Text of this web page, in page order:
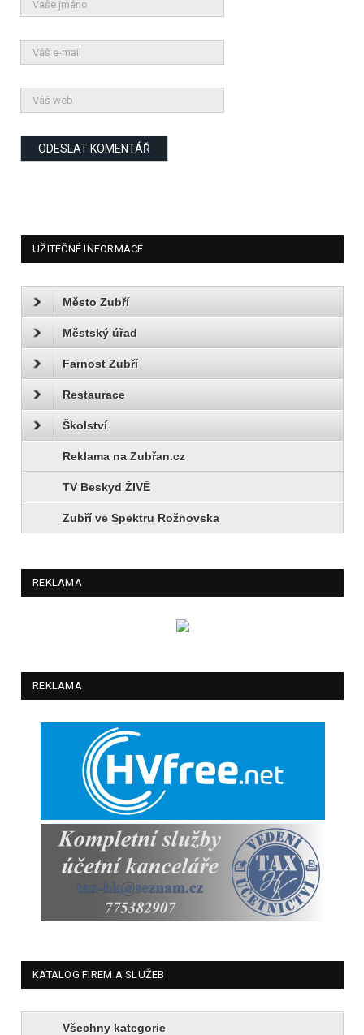
UŽITEČNÉ INFORMACE
Město Zubří
Městský úřad
Farnost Zubří
Restaurace
Školství
Reklama na Zubřan.cz
TV Beskyd ŽIVĚ
Zubří ve Spektru Rožnovska
REKLAMA
REKLAMA
KATALOG FIREM A SLUŽEB
Všechny kategorie